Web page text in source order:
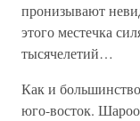
пронизывают
этого местечка
тысячелетий…
Как и
юго-восток.